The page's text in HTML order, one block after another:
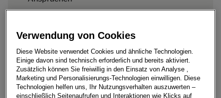
Der erfolgreichste österreichische Skirennläufer
Marcel Hirscher übernahm am 18. Dezember 2019 in
Salzburg einen neuen Audi RS 6 Avant. Damit setzt
Audi Österreich weiter auf eine langjährige und
Verwendung von Cookies
Diese Website verwendet Cookies und ähnliche Technologien.
Einige davon sind technisch erforderlich und bereits aktiviert.
Zusätzlich können Sie freiwillig in den Einsatz von Analyse ,
Marketing und Personalisierungs-Technologien einwilligen. Diese
Technologien helfen uns, Ihr Nutzungsverhalten auszuwerten –
einschließlich Seitenaufrufen und Interaktionen wie Klicks auf